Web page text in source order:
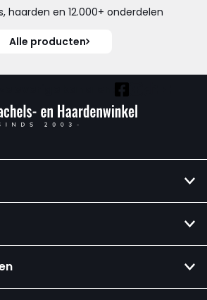
haarden en 12.000+ onderdelen
Alle producten